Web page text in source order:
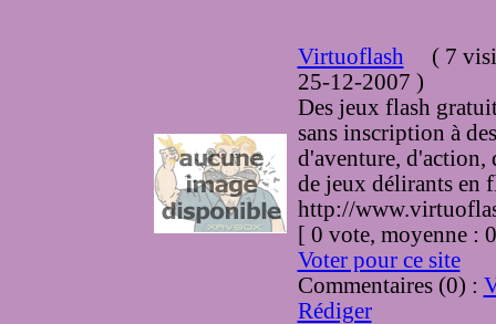
Virtuoflash (7
25-12-2007 )
Des jeux flash
sans inscription à
d'aventure, d'action,
de jeux délirants en
http://
[ 0 vote, moyenne
Voter pour ce site
Commentaires (0) :
Rédiger